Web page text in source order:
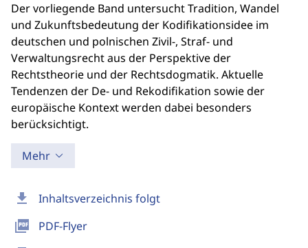
download Inhaltsverzeichnis folgt
picture_as_pdf PDF-Flyer
Der vorliegende Band untersucht Tradition, Wandel
und Zukunftsbedeutung der Kodifikationsidee im
deutschen und polnischen Zivil-, Straf- und
Verwaltungsrecht aus der Perspektive der
Rechtstheorie und der Rechtsdogmatik. Aktuelle
Tendenzen der De- und Rekodifikation sowie der
europäische Kontext werden dabei besonders
berücksichtigt.
Mehr